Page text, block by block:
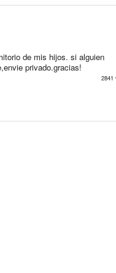
de mis hijos. si alguien
privado.gracias!
2841